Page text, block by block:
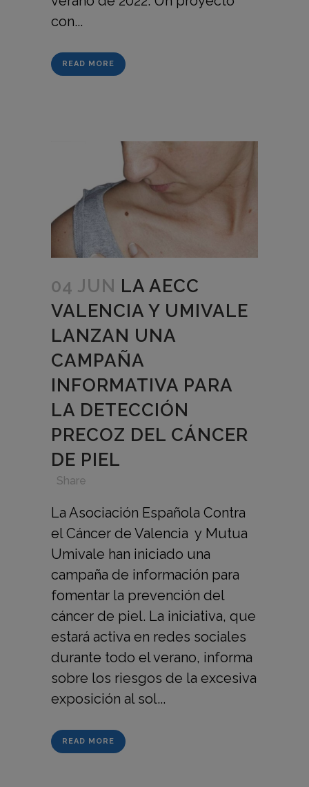
con...
READ MORE
04 JUN LA AECC
VALENCIA Y UMIVALE
LANZAN UNA
CAMPAÑA
INFORMATIVA PARA
LA DETECCIÓN
PRECOZ DEL CÁNCER
DE PIEL
Share
La Asociación Española Contra
el Cáncer de Valencia y Mutua
Umivale han iniciado una
campaña de información para
fomentar la prevención del
cáncer de piel. La iniciativa, que
estará activa en redes sociales
durante todo el verano, informa
sobre los riesgos de la excesiva
exposición al sol...
READ MORE